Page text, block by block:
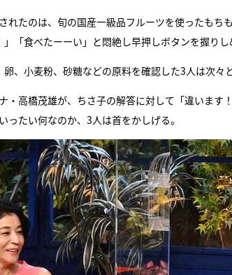
れたのは、旬の国産一級品フルーツを使ったもち
「食べたーーい」と悶絶し早押しボタンを握りし
、小麦粉、砂糖などの原料を確認した3人は次々
・高橋茂雄が、ちさ子の解答に対して「違います
たい何なのか、3人は首をかしげる。